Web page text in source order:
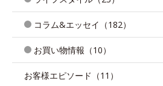
コラム&エッセイ（182）
お買い物情報（10）
お客様エピソード（11）